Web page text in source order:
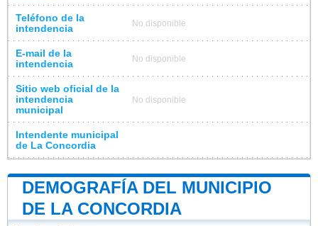
Teléfono de la
intendencia
No disponible
E-mail de la
intendencia
No disponible
Sitio web oficial de la
intendencia
municipal
No disponible
Intendente municipal
de La Concordia
DEMOGRAFÍA DEL MUNICIPIO
DE LA CONCORDIA